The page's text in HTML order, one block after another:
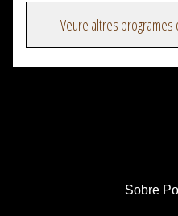
Veure altres programes
Sobre